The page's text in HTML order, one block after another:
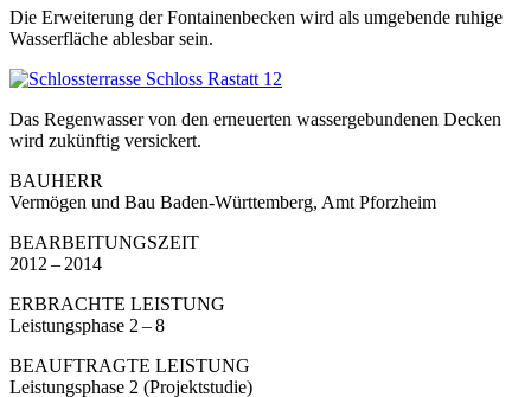
Die Erweiterung der Fontainenbecken wird als umgebende ruhige
Wasserfläche ablesbar sein.
Das Regenwasser von den erneuerten wassergebundenen Decken
wird zukünftig versickert.
BAUHERR
Vermögen und Bau Baden-Württemberg, Amt Pforzheim
BEARBEITUNGSZEIT
2012 – 2014
ERBRACHTE LEISTUNG
Leistungsphase 2 – 8
BEAUFTRAGTE LEISTUNG
Leistungsphase 2 (Projektstudie)